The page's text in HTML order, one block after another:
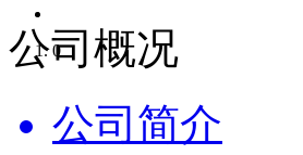
0
公司概况
公司简介